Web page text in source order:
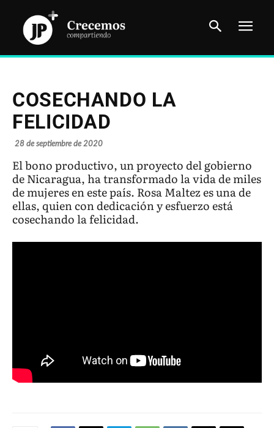
COSECHANDO LA
FELICIDAD
28 de septiembre de 2020
El bono productivo, un proyecto del gobierno
de Nicaragua, ha transformado la vida de miles
de mujeres en este país. Rosa Maltez es una de
ellas, quien con dedicación y esfuerzo está
cosechando la felicidad.